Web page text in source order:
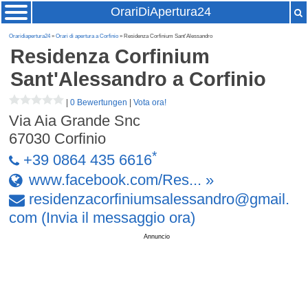
OrariDiApertura24
Oraridiapertura24»Orari di apertura a Corfinio » Residenza Corfinium Sant'Alessandro
Residenza Corfinium
Sant'Alessandro a Corfinio
|0 Bewertungen |Vota ora!
Via Aia Grande Snc
67030 Corfinio
+39 0864 435 6616*
www.facebook.com/Res... »
residenzacorfiniumsalessandro@gmail .
com (Invia il messaggio ora)
Annuncio